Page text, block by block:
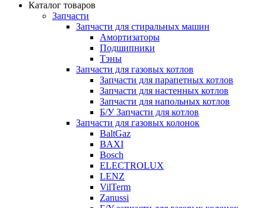
Каталог товаров
Запчасти
Запчасти для стиральных машин
Амортизаторы
Подшипники
Тэны
Запчасти для газовых котлов
Запчасти для парапетных котлов
Запчасти для настенных котлов
Запчасти для напольных котлов
Б/У Запчасти для котлов
Запчасти для газовых колонок
BaltGaz
BAXI
Bosch
ELECTROLUX
LENZ
VilTerm
Zanussi